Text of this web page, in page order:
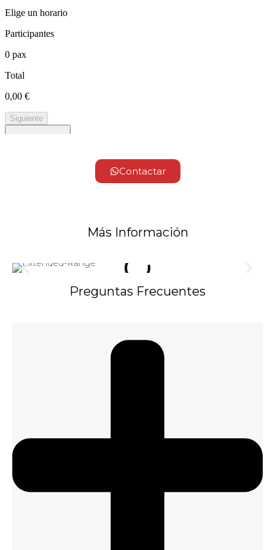
Contactar
Más Información
Preguntas Frecuentes